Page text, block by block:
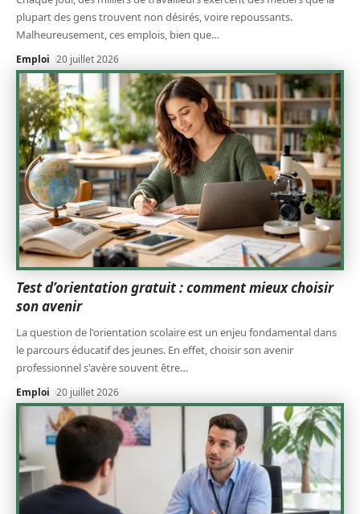
plupart des gens trouvent non désirés, voire repoussants.
Malheureusement, ces emplois, bien que…
Emploi 20 juillet 2026
Test d’orientation gratuit : comment mieux choisir
son avenir
La question de l'orientation scolaire est un enjeu fondamental dans
le parcours éducatif des jeunes. En effet, choisir son avenir
professionnel s'avère souvent être…
Emploi 20 juillet 2026